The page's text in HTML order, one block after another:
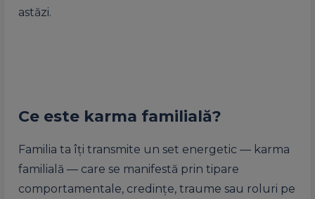
astăzi.
Ce este karma familială?
Familia ta îți transmite un set energetic — karma
familială — care se manifestă prin tipare
comportamentale, credințe, traume sau roluri pe